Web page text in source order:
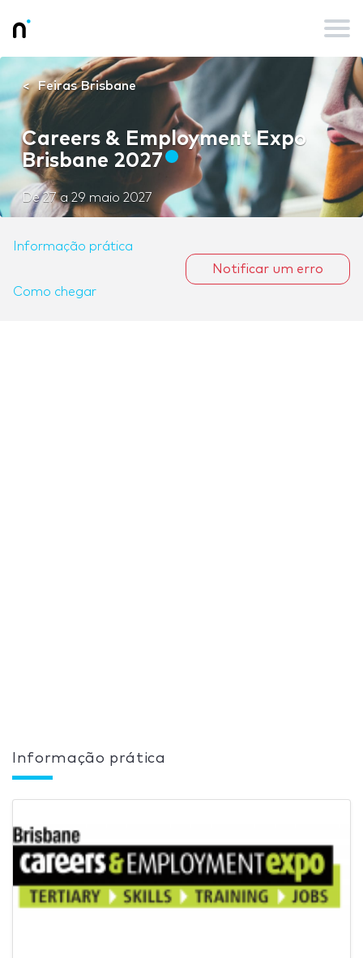
Feiras Brisbane
Careers & Employment Expo
Brisbane 2027
De27a 29 maio 2027
Informação prática
Como chegar
Notificar um erro
Informação prática